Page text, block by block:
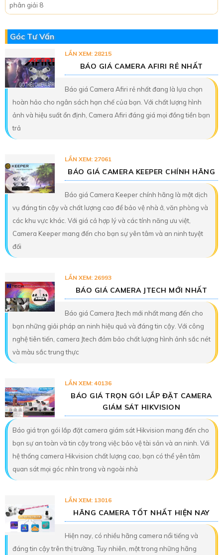
phân giải 8
Góc Tư Vấn
LẦN XEM: 28215
BÁO GIÁ CAMERA AFIRI RẺ NHẤT
Báo giá Camera Afiri rẻ nhất đang là lựa chọn
hoàn hảo cho ngân sách hạn chế của bạn. Với chất lượng hình
ảnh và hiệu suất ổn định, Camera Afiri đáng giá mọi đồng tiền bạn
trả
LẦN XEM: 27061
BÁO GIÁ CAMERA KEEPER CHÍNH HÃNG
Báo giá Camera Keeper chính hãng là một dịch
vụ đáng tin cậy và chất lượng cao để bảo vệ nhà ở, văn phòng và
các khu vực khác. Với giá cả hợp lý và các tính năng ưu việt,
Camera Keeper mang đến cho bạn sự yên tâm và an ninh tuyệt
đối
LẦN XEM: 26993
BÁO GIÁ CAMERA JTECH MỚI NHẤT
Báo giá Camera Jtech mới nhất mang đến cho
bạn những giải pháp an ninh hiệu quả và đáng tin cậy. Với công
nghệ tiên tiến, camera Jtech đảm bảo chất lượng hình ảnh sắc nét
và màu sắc trung thực
LẦN XEM: 40136
BÁO GIÁ TRỌN GÓI LẮP ĐẶT CAMERA
GIÁM SÁT HIKVISION
Báo giá trọn gói lắp đặt camera giám sát Hikvision mang đến cho
bạn sự an toàn và tin cậy trong việc bảo vệ tài sản và an ninh. Với
hệ thống camera Hikvision chất lượng cao, bạn có thể yên tâm
quan sát mọi góc nhìn trong và ngoài nhà
LẦN XEM: 13016
HÃNG CAMERA TỐT NHẤT HIỆN NAY
Hiện nay, có nhiều hãng camera nổi tiếng và
đáng tin cậy trên thị trường. Tuy nhiên, một trong những hãng